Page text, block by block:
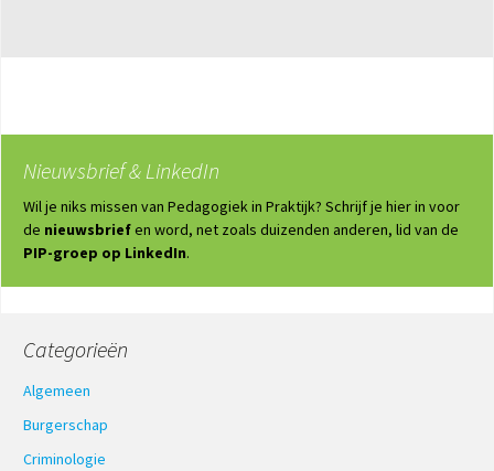
Nieuwsbrief & LinkedIn
Wil je niks missen van Pedagogiek in Praktijk? Schrijf je hier in voor
de nieuwsbriefen word, net zoals duizenden anderen, lid van de
PIP-groep op LinkedIn.
Categorieën
Algemeen
Burgerschap
Criminologie